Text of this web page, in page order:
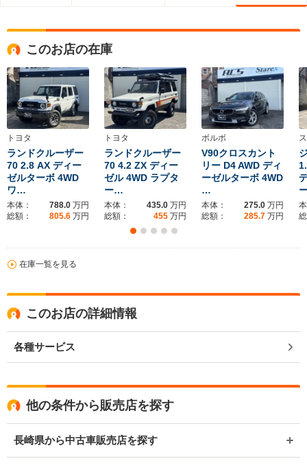
このお店の在庫
トヨタ
ランドクルーザー
70 2.8 AX ディー
ゼルターボ 4WD
ワ…
本体： 788.0 万円
総額：
805.6 万円
トヨタ
ランドクルーザー
70 4.2 ZX ディー
ゼル 4WD ラプタ
ー…
本体： 435.0 万円
総額：
455 万円
ボルボ
V90クロスカント
リー D4 AWD ディ
ーゼルターボ 4WD
…
本体： 275.0 万円
総額：
285.7 万円
在庫一覧を見る
このお店の詳細情報
各種サービス
他の条件から販売店を探す
長崎県から中古車販売店を探す